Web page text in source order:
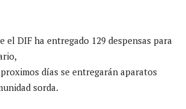
el DIF ha entregado 129 despensas para
días se entregarán aparatos
sorda.